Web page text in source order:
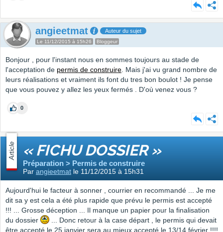
angieetmat Auteur du sujet
Le 11/12/2015 à 15h26 Bloggeur
Bonjour , pour l'instant nous en sommes toujours au stade de
l'acceptation de permis de construire. Mais j'ai vu grand nombre de
leurs réalisations et vraiment ils font du tres bon boulot ! Je pense
que vous pouvez y allez les yeux fermés . D'où venez vous ?
0
Article « FICHU DOSSIER »
Préparation > Permis de construire
Par angieetmat le 11/12/2015 à 15h31
Aujourd'hui le facteur à sonner , courrier en recommandé ... Je me
dit sa y est cela a été plus rapide que prévu le permis est accepté
!!! ... Grosse déception ... Il manque un papier pour la finalisation
du dossier
... Donc retour à la case départ , le permis qui devait
être accepté le 25 janvier sera au mieux accepté le 13/14 février !!!!